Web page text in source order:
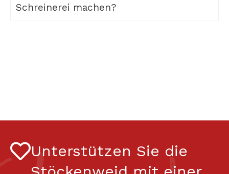
Schreinerei machen?
Unterstützen Sie die